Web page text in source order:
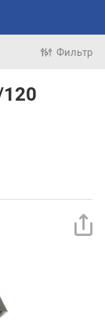
Фильтр
120